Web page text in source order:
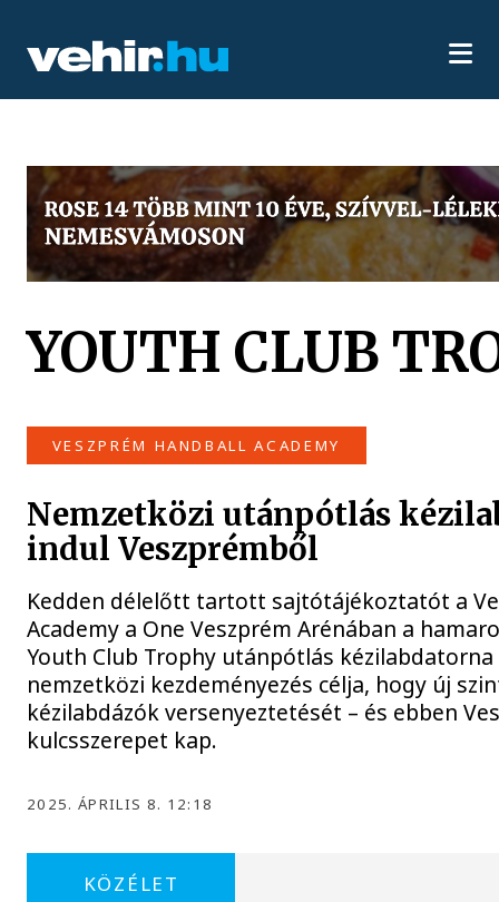
YOUTH CLUB
VESZPRÉM HANDBALL ACADEMY
Nemzetközi utánpótlás
indul Veszprémből
Kedden délelőtt tartott sajtótájékoztatót a
Academy a One Veszprém Arénában a
Youth Club Trophy utánpótlás kézilabdatorna
nemzetközi kezdeményezés célja, hogy új
kézilabdázók versenyeztetését – és ebben
kulcsszerepet kap.
2025. ÁPRILIS 8. 12:18
KÖZÉLET